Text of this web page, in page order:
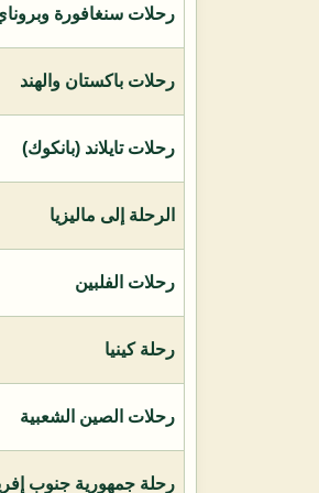
رحلات سنغافورة
رحلات باكستان والهند
رحلات تايلاند (بانكوك)
الرحلة إلى ماليزيا
رحلات الفلبين
رحلة كينيا
رحلات الصين الشعبية
رحلة جمهورية جنوب